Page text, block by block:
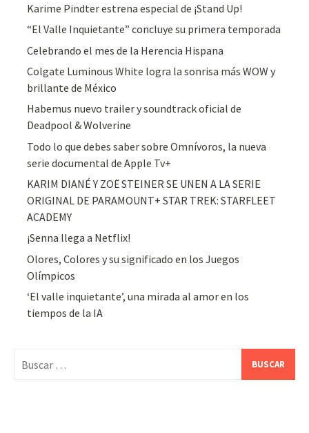
Karime Pindter estrena especial de ¡Stand Up!
“El Valle Inquietante” concluye su primera temporada
Celebrando el mes de la Herencia Hispana
Colgate Luminous White logra la sonrisa más WOW y
brillante de México
Habemus nuevo trailer y soundtrack oficial de
Deadpool & Wolverine
Todo lo que debes saber sobre Omnívoros, la nueva
serie documental de Apple Tv+
KARIM DIANÉ Y ZOË STEINER SE UNEN A LA SERIE
ORIGINAL DE PARAMOUNT+ STAR TREK: STARFLEET
ACADEMY
¡Senna llega a Netflix!
Olores, Colores y su significado en los Juegos
Olímpicos
‘El valle inquietante’, una mirada al amor en los
tiempos de la IA